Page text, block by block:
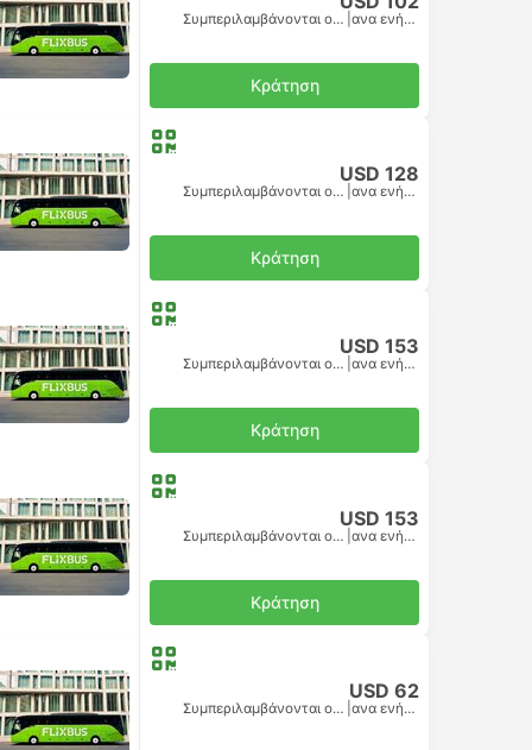
Συμπεριλαμβάνονται οι φόροι | ανα ενήλικα
Κράτηση
USD 128
Συμπεριλαμβάνονται οι φόροι | ανα ενήλικα
Κράτηση
USD 153
Συμπεριλαμβάνονται οι φόροι | ανα ενήλικα
Κράτηση
USD 153
Συμπεριλαμβάνονται οι φόροι | ανα ενήλικα
Κράτηση
USD 62
Συμπεριλαμβάνονται οι φόροι | ανα ενήλικα